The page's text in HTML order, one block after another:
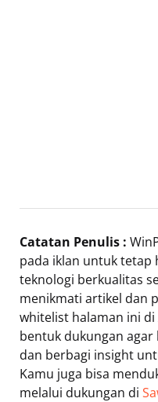
Catatan Penulis :
pada iklan untuk tetap
teknologi berkualitas
menikmati artikel dan
whitelist halaman ini di
bentuk dukungan
dan berbagi insight
Kamu juga bisa
melalui dukungan di